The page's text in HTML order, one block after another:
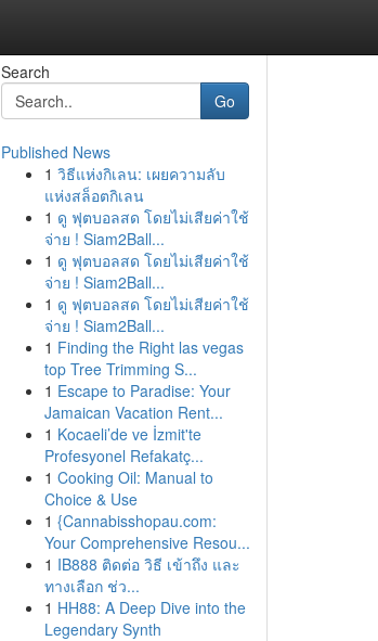
Search
Go
Published News
1 วิธีแห่งกิเลน: เผยความลับ
แห่งสล็อตกิเลน
1 ดู ฟุตบอลสด โดยไม่เสียค่าใช้
จ่าย ! Siam2Ball...
1 ดู ฟุตบอลสด โดยไม่เสียค่าใช้
จ่าย ! Siam2Ball...
1 ดู ฟุตบอลสด โดยไม่เสียค่าใช้
จ่าย ! Siam2Ball...
1 Finding the Right las vegas
top Tree Trimming S...
1 Escape to Paradise: Your
Jamaican Vacation Rent...
1 Kocaeli’de ve İzmit'te
Profesyonel Refakatç...
1 Cooking Oil: Manual to
Choice & Use
1 {Cannabisshopau.com:
Your Comprehensive Resou...
1 IB888 ติดต่อ วิธี เข้าถึง และ
ทางเลือก ช่ว...
1 HH88: A Deep Dive into the
Legendary Synth